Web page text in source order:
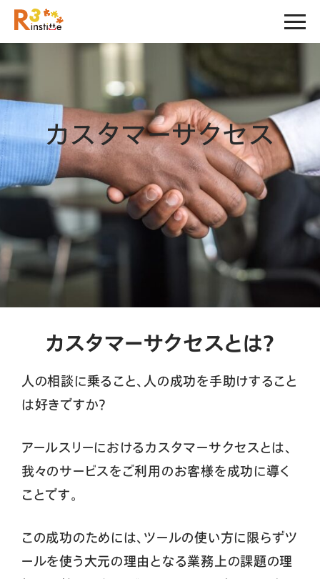
カスタマーサクセス
カスタマーサクセスとは？
人の相談に乗ること、人の成功を手助けすること
は好きですか？
アールスリーにおけるカスタマーサクセスとは、
我々のサービスをご利用のお客様を成功に導く
ことです。
この成功のためには、ツールの使い方に限らずツ
ールを使う大元の理由となる業務上の課題の理